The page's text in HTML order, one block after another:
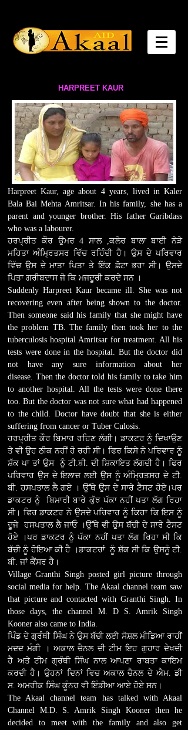
HARPREET KAUR
Harpreet Kaur, age about 4 years, lived in Kaler
Bala Bai Mehta Amritsar. In his family, she has a
parent and younger brother. His father Garibdass
who was a labourer.
ਹਰਪ੍ਰੀਤ ਕੌਰ ਉਮਰ 4 ਸਾਲ ,ਕਲੇਰ ਬਾਲਾ ਬਾਈ ਨੇੜੇ
ਮਹਿਤਾ ਅੰਮ੍ਰਿਤਸਰ ਵਿੱਚ ਰਹਿੰਦੀ ਹੈ। ਉਸ ਦੇ ਪਰਿਵਾਰ
ਵਿੱਚ ਉਸ ਦੇ ਮਾਤਾ ਪਿਤਾ ਤੇ ਇੱਕ ਛੋਟਾ ਭਰਾ ਸੀ। ਉਸਦੇ
ਪਿਤਾ ਗਰੀਬਦਾਸ ਜੋ ਕਿ ਮਜਦੂਰੀ ਕਰਦੇ ਸਨ ।
Suddenly Harpreet Kaur became ill. She was not
recovering even after being shown to the doctor.
Then someone said his family that she might have
the problem TB. The family then took her to the
tuberculosis hospital Amritsar for treatment. All his
tests were done in the hospital. But the doctor did
not have any sure information about her
disease. Then the doctor told his family to take him
to another hospital. All the tests were done there
too. But the doctor was not sure what had happened
to the child. Doctor have doubt that she is either
suffering from cancer or Tuber Culosis.
ਹਰਪ੍ਰੀਤ ਕੌਰ ਬਿਮਾਰ ਰਹਿਣ ਲੱਗੀ। ਡਾਕਟਰ ਨੂੰ ਦਿਖਾਉਣ
ਤੇ ਵੀ ਉਹ ਠੀਕ ਨਹੀਂ ਹੋ ਰਹੀ ਸੀ। ਫਿਰ ਕਿਸੇ ਨੇ ਪਰਿਵਾਰ ਨੂੰ
ਸ਼ੱਕ ਪਾ ਤਾਂ ਉਸ ਨੂੰ ਟੀ.ਬੀ. ਦੀ ਸ਼ਿਕਾਇਤ ਲੱਗਦੀ ਹੈ। ਫਿਰ
ਪਰਿਵਾਰ ਉਸ ਦੇ ਇਲਾਜ਼ ਲਈ ਉਸ ਨੂੰ ਅੰਮ੍ਰਿਤਸਰ ਦੇ ਟੀ.
ਬੀ. ਹਸਪਤਾਲ ਲੈ ਗਏ । ਉੱਥੇ ਉਸ ਦੇ ਸਾਰੇ ਟੈਸਟ ਹੋਏ।ਪਰ
ਡਾਕਟਰ ਨੂੰ ਬਿਮਾਰੀ ਬਾਰੇ ਕੁੱਝ ਪੱਕਾ ਨਹੀਂ ਪਤਾ ਲੱਗ ਰਿਹਾ
ਸੀ। ਫਿਰ ਡਾਕਟਰ ਨੇ ਉਸਦੇ ਪਰਿਵਾਰ ਨੂੰ ਕਿਹਾ ਕਿ ਇਸ ਨੂੰ
ਦੂਜੇ ਹਸਪਤਾਲ ਲੈ ਜਾਓ ।ਉੱਥੇ ਵੀ ਉਸ ਬੱਚੀ ਦੇ ਸਾਰੇ ਟੈਸਟ
ਹੋਏ ।ਪਰ ਡਾਕਟਰ ਨੂੰ ਪੱਕਾ ਨਹੀਂ ਪਤਾ ਲੱਗ ਰਿਹਾ ਸੀ ਕਿ
ਬੱਚੀ ਨੂੰ ਹੋਇਆ ਕੀ ਹੈ ।ਡਾਕਟਰਾਂ ਨੂੰ ਸ਼ੱਕ ਸੀ ਕਿ ਉਸਨੂੰ ਟੀ.
ਬੀ. ਜਾਂ ਕੈਂਸਰ ਹੈ।
Village Granthi Singh posted girl picture through
social media for help. The Akaal channel team saw
that picture and contacted with Granthi Singh. In
those days, the channel M. D S. Amrik Singh
Kooner also came to India.
ਪਿੰਡ ਦੇ ਗ੍ਰੰਥੀ ਸਿੰਘ ਨੇ ਉਸ ਬੱਚੀ ਲਈ ਸੋਸ਼ਲ ਮੀਡਿਆ ਰਾਹੀਂ
ਮਦਦ ਮੰਗੀ । ਅਕਾਲ ਚੈਨਲ ਦੀ ਟੀਮ ਇਹ ਗੁਹਾਰ ਦੇਖਦੀ
ਹੈ ਅਤੇ ਟੀਮ ਗ੍ਰੰਥੀ ਸਿੰਘ ਨਾਲ ਆਪਣਾ ਰਾਬਤਾ ਕਾਇਮ
ਕਰਦੀ ਹੈ। ਉਹਨਾਂ ਦਿਨਾਂ ਵਿਚ ਅਕਾਲ ਚੈਨਲ ਦੇ ਐਮ. ਡੀ
ਸ. ਅਮਰੀਕ ਸਿੰਘ ਕੂੰਨਰ ਵੀ ਇੰਡੀਆ ਆਏ ਹੋਏ ਸਨ।
The Akaal channel team has talked with Akaal
Channel M.D. S. Amrik Singh Kooner then he
decided to meet with the family and also get